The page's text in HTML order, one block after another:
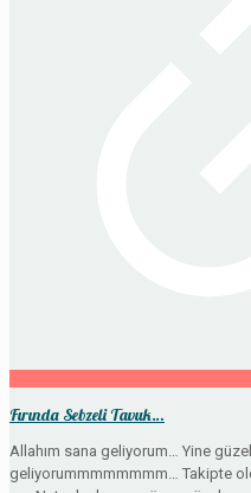
Fırında Sebzeli Tavuk…
Allahım sana geliyorum… Yine
geliyorummmmmmmm… Takipte